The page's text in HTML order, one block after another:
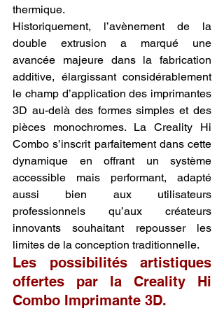
thermique.
Historiquement, l’avènement de la
double extrusion a marqué une
avancée majeure dans la fabrication
additive, élargissant considérablement
le champ d’application des imprimantes
3D au-delà des formes simples et des
pièces monochromes. La Creality Hi
Combo s’inscrit parfaitement dans cette
dynamique en offrant un système
accessible mais performant, adapté
aussi bien aux utilisateurs
professionnels qu’aux créateurs
innovants souhaitant repousser les
limites de la conception traditionnelle.
Les possibilités artistiques
offertes par la Creality Hi
Combo Imprimante 3D.